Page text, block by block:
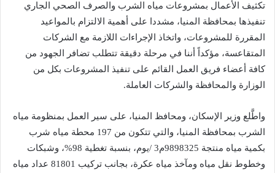
تكثيف الأعمال بمشروعات مياه الشرب والصرف الصحي الجاري
تنفيذها بمحافظة المنيا، مشددا على أهمية الالتزام بالمواعيد
المقررة للمشروعات، واتخاذ الإجراءات اللازمة مع الشركات
المتقاعسة، مؤكداً أننا في مرحلة دقيقة تتطلب تضافر الجهود من
كافة أعضاء فريق العمل القائم على تنفيذ المشروعات بكل من
الوزارة والمحافظة والشركات العاملة.
واطَّلع وزير الإسكان، ومحافظ المنيا، على سير العمل بمنظومة مياه
الشرب بمحافظة المنيا، والتي تتكون من 197 محطة مياه شرب
بكمية مياه منتجة 9898325م3 /يوم، بنسبة تغطية 98%، وشبكات
وخطوط نقل مياه ومآخذ مياه عكرة، بجانب تركيب 81801 عداد مياه